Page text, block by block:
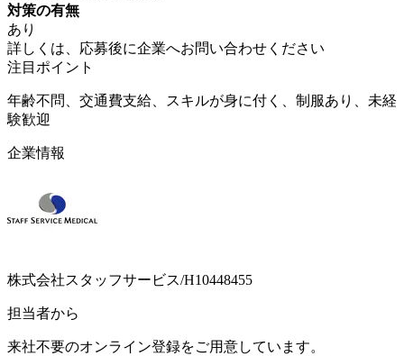
対策の有無
あり
詳しくは、応募後に企業へお問い合わせください
注目ポイント
年齢不問、交通費支給、スキルが身に付く、制服あり、未経
験歓迎
企業情報
株式会社スタッフサービス/H10448455
担当者から
来社不要のオンライン登録をご用意しています。